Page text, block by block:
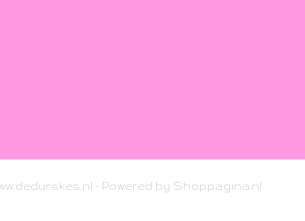
- Powered by Shoppagina.nl